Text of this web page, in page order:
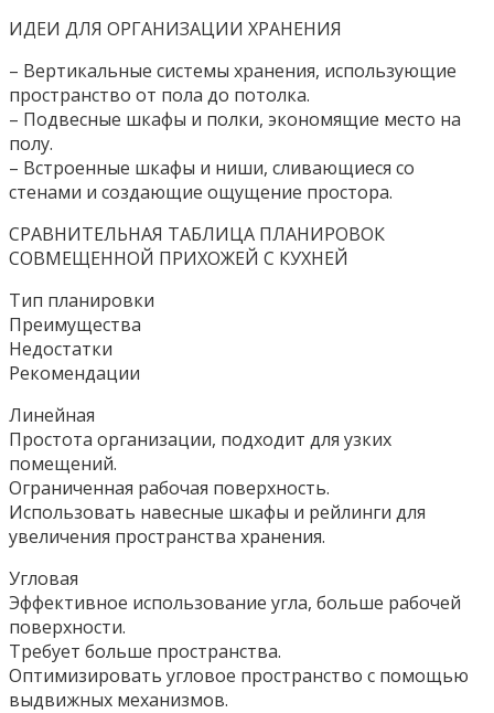
ИДЕИ ДЛЯ ОРГАНИЗАЦИИ ХРАНЕНИЯ
– Вертикальные системы хранения, использующие
пространство от пола до потолка.
– Подвесные шкафы и полки, экономящие место на
полу.
– Встроенные шкафы и ниши, сливающиеся со
стенами и создающие ощущение простора.
СРАВНИТЕЛЬНАЯ ТАБЛИЦА ПЛАНИРОВОК
СОВМЕЩЕННОЙ ПРИХОЖЕЙ С КУХНЕЙ
Тип планировки
Преимущества
Недостатки
Рекомендации
Линейная
Простота организации, подходит для узких
помещений.
Ограниченная рабочая поверхность.
Использовать навесные шкафы и рейлинги для
увеличения пространства хранения.
Угловая
Эффективное использование угла, больше рабочей
поверхности.
Требует больше пространства.
Оптимизировать угловое пространство с помощью
выдвижных механизмов.